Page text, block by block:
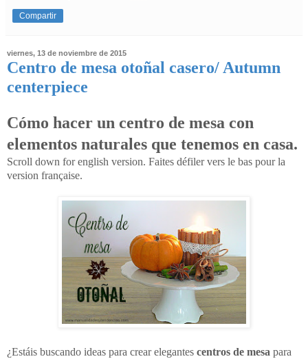
Compartir
viernes, 13 de noviembre de 2015
Centro de mesa otoñal casero/ Autumn
centerpiece
Cómo hacer un centro de mesa con
elementos naturales que tenemos en casa.
Scroll down for english version. Faites défiler vers le bas pour la
version française.
¿Estáis buscando ideas para crear elegantes centros de mesa para